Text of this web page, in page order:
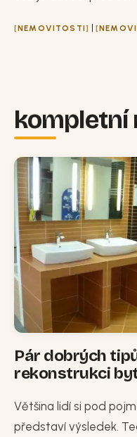
NEMOVITOSTI |
kompletní
Pár dobrých
rekonstrukci
Většina lidí si pod
představí výsledek.